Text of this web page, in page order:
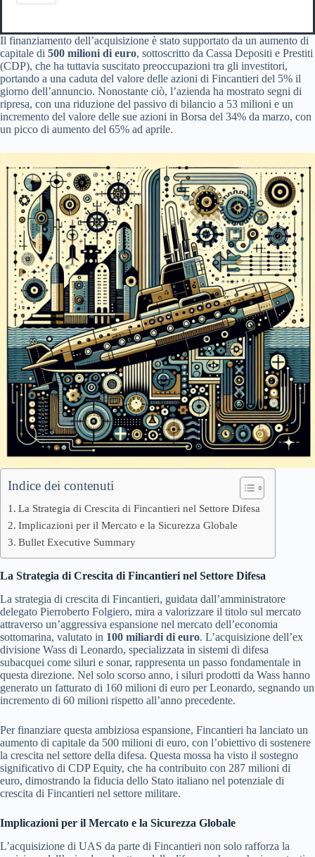
Il finanziamento dell’acquisizione è stato supportato da un aumento di
capitale di 500 milioni di euro, sottoscritto da Cassa Depositi e Prestiti
(CDP), che ha tuttavia suscitato preoccupazioni tra gli investitori,
portando a una caduta del valore delle azioni di Fincantieri del 5% il
giorno dell’annuncio. Nonostante ciò, l’azienda ha mostrato segni di
ripresa, con una riduzione del passivo di bilancio a 53 milioni e un
incremento del valore delle sue azioni in Borsa del 34% da marzo, con
un picco di aumento del 65% ad aprile.
Indice dei contenuti
La Strategia di Crescita di Fincantieri nel Settore Difesa
Implicazioni per il Mercato e la Sicurezza Globale
Bullet Executive Summary
La Strategia di Crescita di Fincantieri nel Settore Difesa
La strategia di crescita di Fincantieri, guidata dall’amministratore
delegato Pierroberto Folgiero, mira a valorizzare il titolo sul mercato
attraverso un’aggressiva espansione nel mercato dell’economia
sottomarina, valutato in 100 miliardi di euro. L’acquisizione dell’ex
divisione Wass di Leonardo, specializzata in sistemi di difesa
subacquei come siluri e sonar, rappresenta un passo fondamentale in
questa direzione. Nel solo scorso anno, i siluri prodotti da Wass hanno
generato un fatturato di 160 milioni di euro per Leonardo, segnando un
incremento di 60 milioni rispetto all’anno precedente.
Per finanziare questa ambiziosa espansione, Fincantieri ha lanciato un
aumento di capitale da 500 milioni di euro, con l’obiettivo di sostenere
la crescita nel settore della difesa. Questa mossa ha visto il sostegno
significativo di CDP Equity, che ha contribuito con 287 milioni di
euro, dimostrando la fiducia dello Stato italiano nel potenziale di
crescita di Fincantieri nel settore militare.
Implicazioni per il Mercato e la Sicurezza Globale
L’acquisizione di UAS da parte di Fincantieri non solo rafforza la